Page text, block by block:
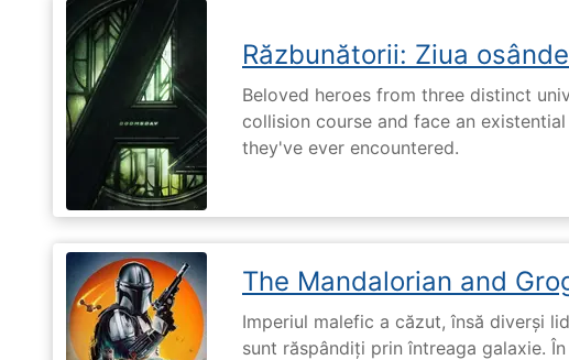
Răzbunătorii: Ziua
Beloved heroes from three distinct
collision course and face an
they've ever encountered.
The Mandalorian and
Imperiul malefic a căzut, însă diverși
sunt răspândiți prin întreaga galaxie.